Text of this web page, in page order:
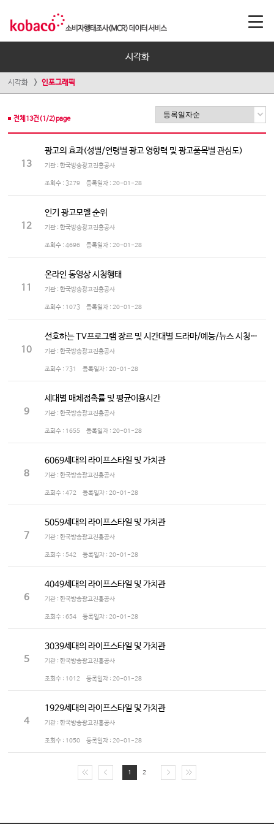
시각화
시각화 인포그래픽
전체 13건(1 /2)page
13
광고의 효과(성별/연령별 광고 영향력 및 광고품목별 관심도)
기관 : 한국방송광고진흥공사
조회수 : 3279 등록일자 : 20-01-28
12
인기 광고모델 순위
기관 : 한국방송광고진흥공사
조회수 : 4696 등록일자 : 20-01-28
11
온라인 동영상 시청행태
기관 : 한국방송광고진흥공사
조회수 : 1073 등록일자 : 20-01-28
10
선호하는 TV프로그램 장르 및 시간대별 드라마/예능/뉴스 시청정도
기관 : 한국방송광고진흥공사
조회수 : 731 등록일자 : 20-01-28
9
세대별 매체접촉률 및 평균이용시간
기관 : 한국방송광고진흥공사
조회수 : 1655 등록일자 : 20-01-28
8
6069세대의 라이프스타일 및 가치관
기관 : 한국방송광고진흥공사
조회수 : 472 등록일자 : 20-01-28
7
5059세대의 라이프스타일 및 가치관
기관 : 한국방송광고진흥공사
조회수 : 542 등록일자 : 20-01-28
6
4049세대의 라이프스타일 및 가치관
기관 : 한국방송광고진흥공사
조회수 : 654 등록일자 : 20-01-28
5
3039세대의 라이프스타일 및 가치관
기관 : 한국방송광고진흥공사
조회수 : 1012 등록일자 : 20-01-28
4
1929세대의 라이프스타일 및 가치관
기관 : 한국방송광고진흥공사
조회수 : 1050 등록일자 : 20-01-28
1 2